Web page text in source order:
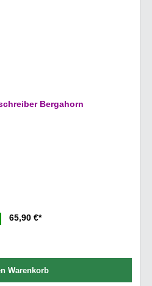
Bergahorn
65,90 €*
Warenkorb